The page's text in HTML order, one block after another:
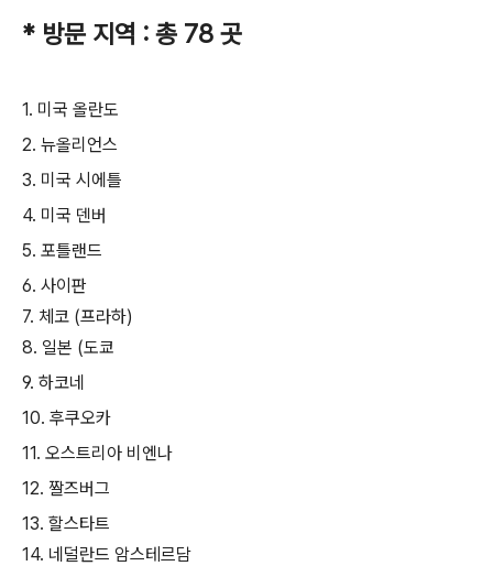
* 방문 지역 : 총 78 곳
1. 미국 올란도
2. 뉴올리언스
3. 미국 시에틀
4. 미국 덴버
5. 포틀랜드
6. 사이판
7. 체코 (프라하)
8. 일본 (도쿄
9. 하코네
10. 후쿠오카
11. 오스트리아 비엔나
12. 짤즈버그
13. 할스타트
14. 네덜란드 암스테르담